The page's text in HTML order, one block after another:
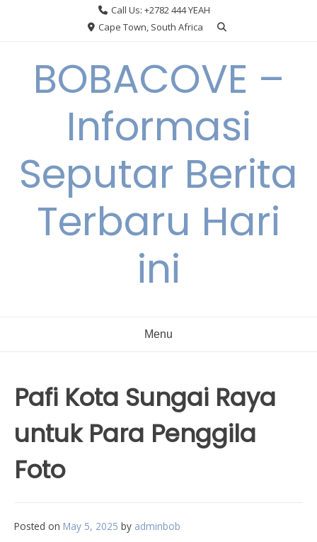
Call Us: +2782 444 YEAH
Cape Town, South Africa
BOBACOVE –
Informasi
Seputar Berita
Terbaru Hari
ini
Menu
Pafi Kota Sungai Raya
untuk Para Penggila
Foto
Posted on May 5, 2025 by adminbob